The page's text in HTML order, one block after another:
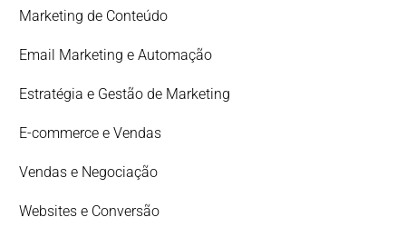
Marketing de Conteúdo
Email Marketing e Automação
Estratégia e Gestão de Marketing
E-commerce e Vendas
Vendas e Negociação
Websites e Conversão